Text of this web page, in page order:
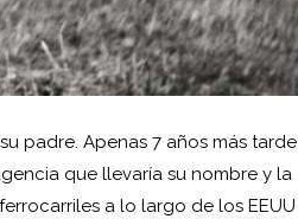
padre. Apenas 7 años más tarde
que llevaría su nombre y la
a lo largo de los EEUU